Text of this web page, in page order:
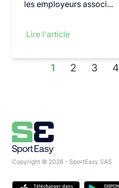
les employeurs associ...
Lire l'article
1 2 3 4
Copyright © 2026 - SportEasy SAS